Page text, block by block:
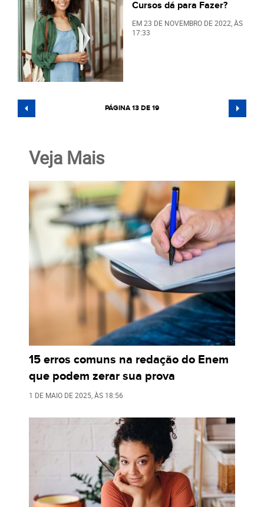
Cursos dá para Fazer?
EM23 DE NOVEMBRO DE 2022 , ÀS
17:33
PÁGINA 13 DE 19
Veja Mais
15 erros comuns na redação do Enem
que podem zerar sua prova
1 DE MAIO DE 2025 , ÀS 18:56